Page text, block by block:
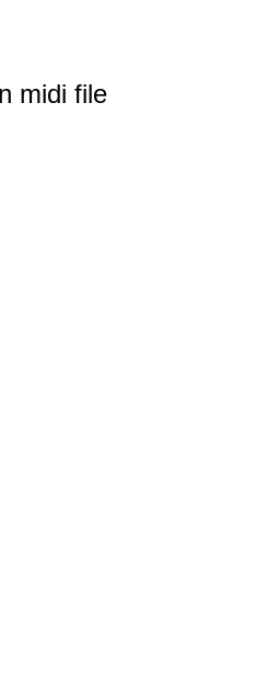
midi file